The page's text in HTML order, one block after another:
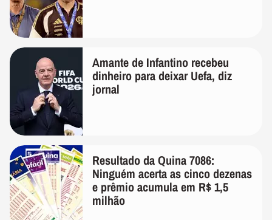
Amante de Infantino recebeu
dinheiro para deixar Uefa, diz
jornal
Resultado da Quina 7086:
Ninguém acerta as cinco dezenas
e prêmio acumula em R$ 1,5
milhão